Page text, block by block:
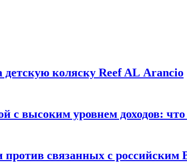
коляску Reef AL Arancio
с высоким уровнем доходов:
против связанных с